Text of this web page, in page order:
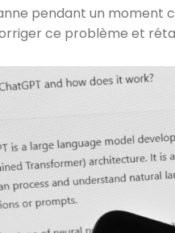
pendant un moment
ce problème et